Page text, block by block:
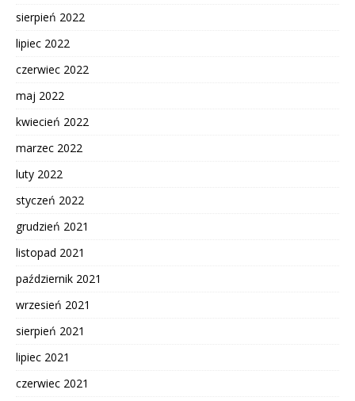
sierpień 2022
lipiec 2022
czerwiec 2022
maj 2022
kwiecień 2022
marzec 2022
luty 2022
styczeń 2022
grudzień 2021
listopad 2021
październik 2021
wrzesień 2021
sierpień 2021
lipiec 2021
czerwiec 2021